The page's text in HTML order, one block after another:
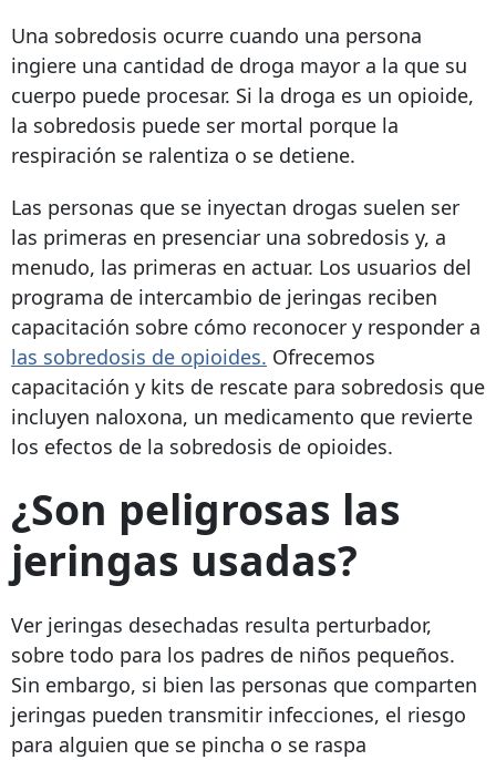
Una sobredosis ocurre cuando una persona
ingiere una cantidad de droga mayor a la que su
cuerpo puede procesar. Si la droga es un opioide,
la sobredosis puede ser mortal porque la
respiración se ralentiza o se detiene.
Las personas que se inyectan drogas suelen ser
las primeras en presenciar una sobredosis y, a
menudo, las primeras en actuar. Los usuarios del
programa de intercambio de jeringas reciben
capacitación sobre cómo reconocer y responder a
las sobredosis de opioides. Ofrecemos
capacitación y kits de rescate para sobredosis que
incluyen naloxona, un medicamento que revierte
los efectos de la sobredosis de opioides.
¿Son peligrosas las
jeringas usadas?
Ver jeringas desechadas resulta perturbador,
sobre todo para los padres de niños pequeños.
Sin embargo, si bien las personas que comparten
jeringas pueden transmitir infecciones, el riesgo
para alguien que se pincha o se raspa